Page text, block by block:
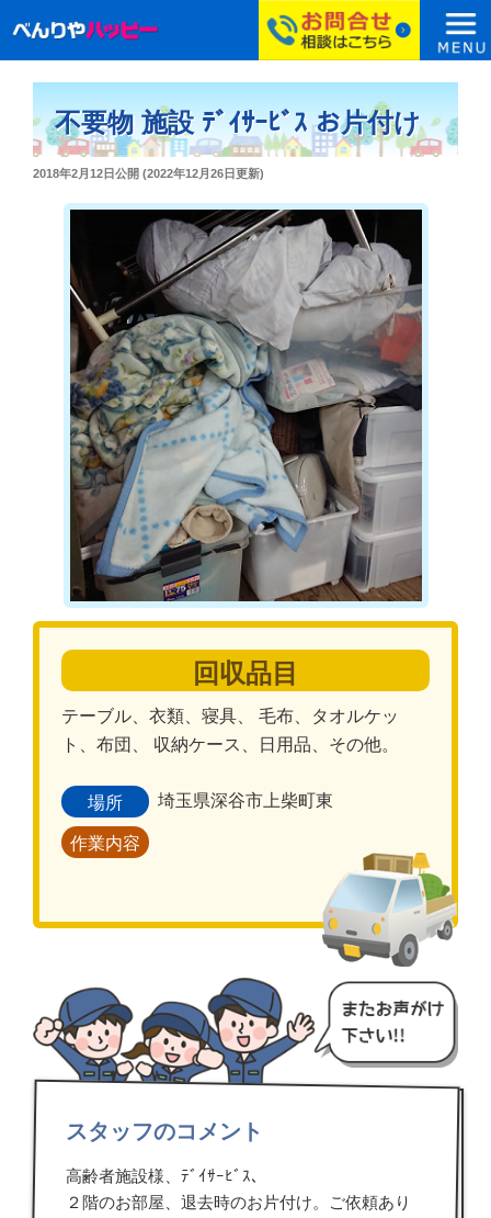
不要物 施設 ﾃﾞｲｻｰﾋﾞｽ お片付け
投
2018年2月12日公開 (2022年12月26日更新)
回収品目
テーブル、衣類、寝具、 毛布、タオルケッ
ト、布団、 収納ケース、日用品、その他。
場所 埼玉県深谷市上柴町東
作業内容
スタッフのコメント
高齢者施設様、ﾃﾞｲｻｰﾋﾞｽ、
２階のお部屋、退去時のお片付け。ご依頼あり